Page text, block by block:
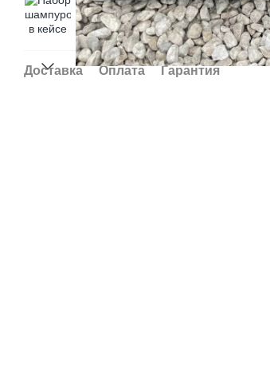
Доставка Оплата Гарантия